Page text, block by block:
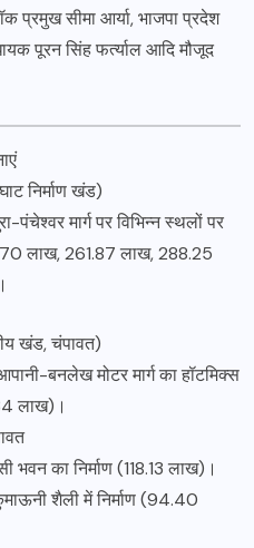
प्रमुख सीमा आर्या, भाजपा प्रदेश
पूरन सिंह फर्त्याल आदि मौजूद
निर्माण खंड)
पंचेश्वर मार्ग पर विभिन्न स्थलों पर
लाख, 261.87 लाख, 288.25
खंड, चंपावत)
बनलेख मोटर मार्ग का हॉटमिक्स
लाख)।
भवन का निर्माण (118.13 लाख)।
शैली में निर्माण (94.40